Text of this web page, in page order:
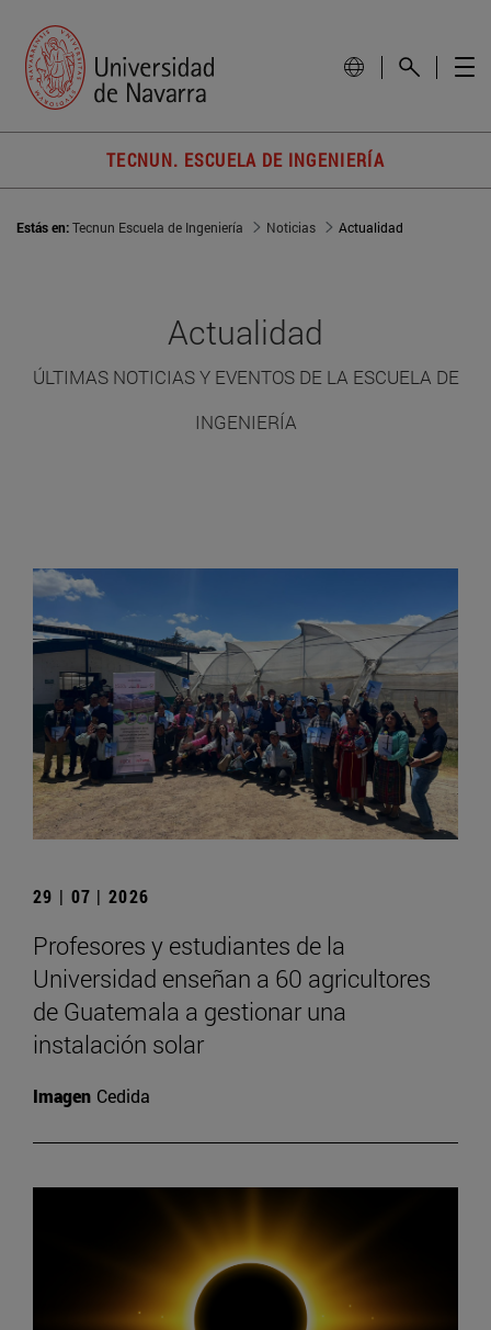
TECNUN. ESCUELA DE INGENIERÍA
Estás en:Tecnun Escuela de Ingeniería Noticias Actualidad
Actualidad
ÚLTIMAS NOTICIAS Y EVENTOS DE LA ESCUELA DE
INGENIERÍA
29 | 07 | 2026
Profesores y estudiantes de la
Universidad enseñan a 60 agricultores
de Guatemala a gestionar una
instalación solar
Imagen Cedida